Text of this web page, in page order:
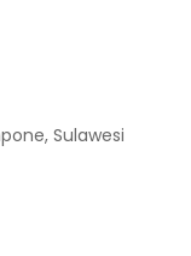
Sulawesi